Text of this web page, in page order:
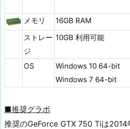
メモリ
16GB RAM
ストレー
ジ
10GB 利用可能
OS
Windows 10 64-bit
Windows 7 64-bit
■推奨グラボ
推奨のGeForce GTX 750 Tiは2014